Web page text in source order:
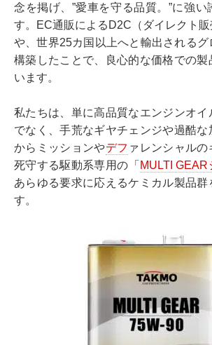
念を掲げ、”愛車を守る品質。”に強い
す。EC通販によるD2C（ダイレクト
や、世界25カ国以上へと輸出されるグ
構築したことで、良心的な価格での製
います。
私たちは、単に高品質なエンジンオイ
でなく、手荒なギヤチェンジや過酷
からミッションやデフ ァレンシャル
死守する駆動系専用の「 MULTI
あらゆる要求に応えるケミカル製品群
す。